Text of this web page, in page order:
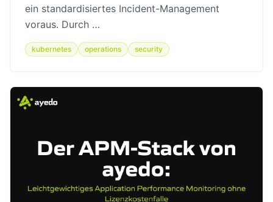
ein standardisiertes Incident-Management
voraus. Durch …
kubernetes operations security